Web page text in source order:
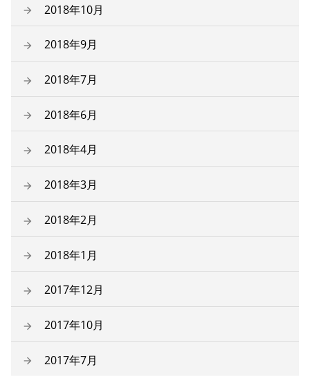
2018年10月
2018年9月
2018年7月
2018年6月
2018年4月
2018年3月
2018年2月
2018年1月
2017年12月
2017年10月
2017年7月